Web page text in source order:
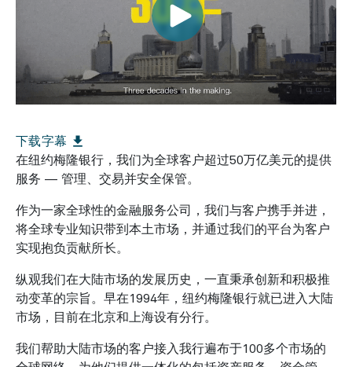
下载字幕 file_download
在纽约梅隆银行，我们为全球客户超过50万亿美元的提供
服务 — 管理、交易并安全保管。
作为一家全球性的金融服务公司，我们与客户携手并进，
将全球专业知识带到本土市场，并通过我们的平台为客户
实现抱负贡献所长。
纵观我们在大陆市场的发展历史，一直秉承创新和积极推
动变革的宗旨。早在1994年，纽约梅隆银行就已进入大陆
市场，目前在北京和上海设有分行。
我们帮助大陆市场的客户接入我行遍布于100多个市场的